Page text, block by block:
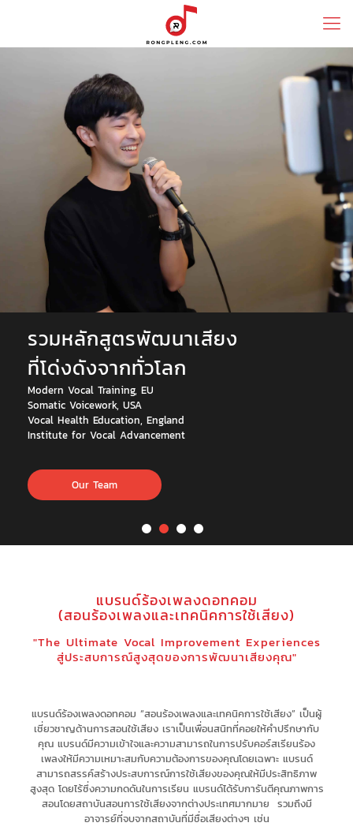
รวมหลักสูตรพัฒนาเสียง
ที่โด่งดังจากทั่วโลก
Modern Vocal Training, EU
Somatic Voicework, USA
Vocal Health Education, England
Institute for Vocal Advancement
Our Team
แบรนด์ร้องเพลงดอทคอม
(สอนร้องเพลงและเทคนิคการใช้เสียง)
"The Ultimate Vocal Improvement Experiences
สู่ประสบการณ์สูงสุดของการพัฒนาเสียงคุณ"
แบรนด์ร้องเพลงดอทคอม “สอนร้องเพลงและเทคนิคการใช้เสียง” เป็นผู้
เชี่ยวชาญด้านการสอนใช้เสียง เราเป็นเพื่อนสนิทที่คอยให้คำปรึกษากับ
คุณ แบรนด์มีความเข้าใจและความสามารถในการปรับคอร์สเรียนร้อง
เพลงให้มีความเหมาะสมกับความต้องการของคุณโดยเฉพาะ แบรนด์
สามารถสรรค์สร้างประสบการณ์การใช้เสียงของคุณให้มีประสิทธิภาพ
สูงสุด โดยไร้ซึ่งความกดดันในการเรียน แบรนด์ได้รับการันตีคุณภาพการ
สอนโดยสถาบันสอนการใช้เสียงจากต่างประเทศมากมาย รวมถึงมี
อาจารย์ที่จบจากสถาบันที่มีชื่อเสียงต่างๆ เช่น